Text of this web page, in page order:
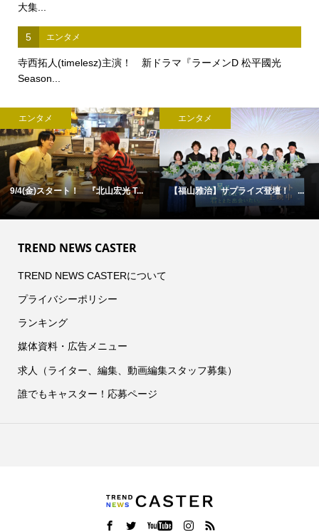
大集...
5 エンタメ
寺西拓人(timelesz)主演！ 新ドラマ『ラーメンD 松平國光
Season...
エンタメ
9/4(金)スタート！ 『北山宏光 T...
エンタメ
【福山雅治】サプライズ登壇！ ...
TREND NEWS CASTER
TREND NEWS CASTERについて
プライバシーポリシー
ランキング
媒体資料・広告メニュー
求人（ライター、編集、動画編集スタッフ募集）
誰でもキャスター！応募ページ